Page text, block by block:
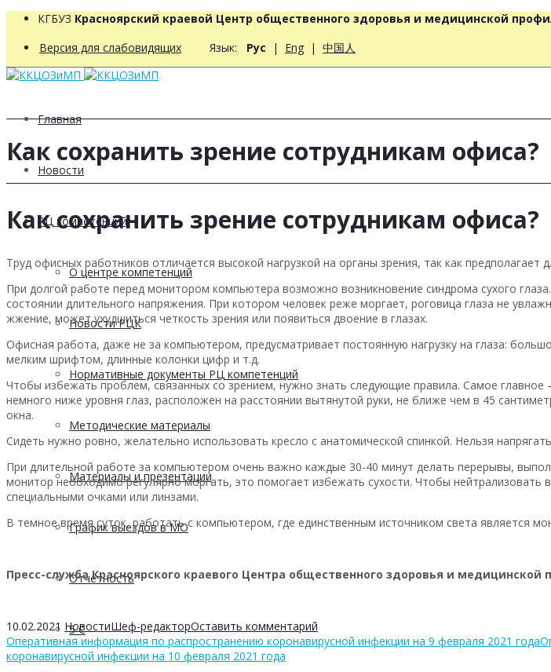
КГБУЗ Красноярский краевой Центр общественного здоровья и медицинской
Версия для слабовидящих Язык: Рус | Eng | 中国人
Главная
Новости
РЦ компетенций
О центре компетенций
Новости РЦК
Нормативные документы РЦ компетенций
Методические материалы
Материалы и презентации
График выездов в МО
Отчетность
5 С
Как сохранить зрение сотрудникам офиса?
Как сохранить зрение сотрудникам офиса?
Труд офисных работников отличается высокой нагрузкой на органы зрения, так как
При долгой работе перед монитором компьютера возможно возникновение синдрома сухого
состоянии длительного напряжения. При котором человек реже моргает, роговица глаза не
жжение, может ухудшиться четкость зрения или появиться двоение в глазах.
Офисная работа, даже не за компьютером, предусматривает постоянную нагрузку на глаза:
мелким шрифтом, длинные колонки цифр и т.д.
Чтобы избежать проблем, связанных со зрением, нужно знать следующие правила. Самое
немного ниже уровня глаз, расположен на расстоянии вытянутой руки, не ближе чем в 45
окна.
Сидеть нужно ровно, желательно использовать кресло с анатомической спинкой. Нельзя
При длительной работе за компьютером очень важно каждые 30-40 минут делать перерывы,
монитор необходимо регулярно моргать, это помогает избежать сухости. Чтобы нейтрализовать
специальными очками или линзами.
В темное время суток, работать с компьютером, где единственным источником света является
Пресс-служба Красноярского краевого Центра общественного здоровья и медицинской
10.02.2021 НовостиШеф-редакторОставить комментарий
Оперативная информация по распространению коронавирусной инфекции на 9 февраля 2021 года
коронавирусной инфекции на 10 февраля 2021 года